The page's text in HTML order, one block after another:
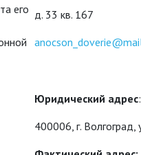
его д. 33 кв. 167
Юридический адрес:
400006, г. Волгоград,